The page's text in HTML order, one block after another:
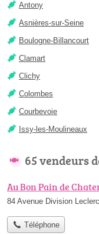
Antony
Asnières-sur-Seine
Boulogne-Billancourt
Clamart
Clichy
Colombes
Courbevoie
Issy-les-Moulineaux
65 vendeurs
Au Bon Pain de
84 Avenue Division
Téléphone